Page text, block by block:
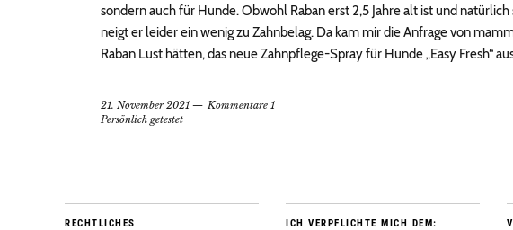
sondern auch für Hunde. Obwohl Raban erst 2,5 Jahre alt ist und
neigt er leider ein wenig zu Zahnbelag. Da kam mir die Anfrage von
Raban Lust hätten, das neue Zahnpflege-Spray für Hunde „Easy Fresh“
21. November 2021
Kommentare 1
Persönlich getestet
RECHTLICHES ICH VERPFLICHTE MICH DEM: